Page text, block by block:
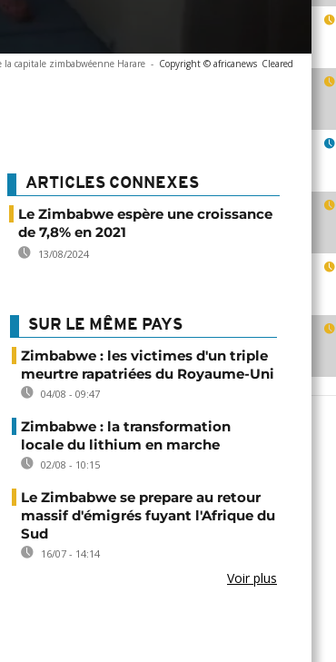
capitale zimbabwéenne Harare - Copyright © africanews Cleared
ARTICLES CONNEXES
Le Zimbabwe espère une croissance
de 7,8% en 2021
13/08/2024
SUR LE MÊME PAYS
Zimbabwe : les victimes d'un triple
meurtre rapatriées du Royaume-Uni
04/08 - 09:47
Zimbabwe : la transformation
locale du lithium en marche
02/08 - 10:15
Le Zimbabwe se prepare au retour
massif d'émigrés fuyant l'Afrique du
Sud
16/07 - 14:14
Voir plus